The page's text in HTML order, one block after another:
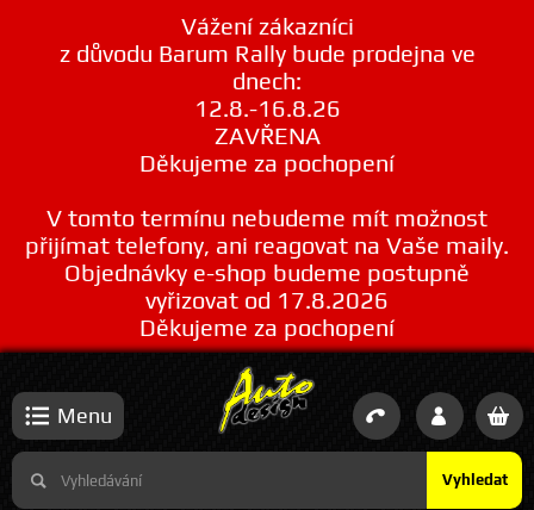
Vážení zákazníci
z důvodu Barum Rally bude prodejna ve
dnech:
12.8.-16.8.26
ZAVŘENA
Děkujeme za pochopení
V tomto termínu nebudeme mít možnost
přijímat telefony, ani reagovat na Vaše maily.
Objednávky e-shop budeme postupně
vyřizovat od 17.8.2026
Děkujeme za pochopení
Vyhledat
Menu